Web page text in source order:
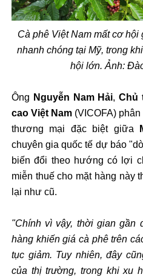
Cà phê Việt Nam mất cơ hội
nhanh chóng tại Mỹ, trong khi
hội lớn. Ảnh:
Ông Nguyễn Nam Hải,Chủ
cao Việt Nam(VICOFA) phân
thương mại đặc biệt giữa
chuyên gia quốc tế dự báo
biếnđổi theo hướng có lợi
miễn thuế cho mặt hàng này
lại như cũ.
"Chính vì vậy, thời gian gần
hàng khiến giá cà phê trên
tục giảm. Tuy nhiên,đây c
của thị trường, trong khi xu h